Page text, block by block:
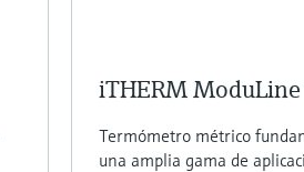
iTHERM
Termómetro métrico
una amplia gama de